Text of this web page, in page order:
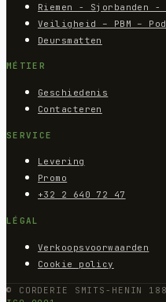
Riemen - Sjorbanden -
Veiligheid – PBM –
Deursmatten
MÉTIER
Geschiedenis
Contacteren
SERVICE
Levering
Promo
+32 2 640 72 47
LÉGAL
Verkoopsvoorwaarden
Cookie policy
© CORDERIE SMITS-HENIN